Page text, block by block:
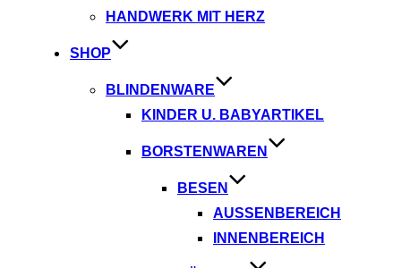
HANDWERK MIT HERZ
SHOP
BLINDENWARE
KINDER U. BABYARTIKEL
BORSTENWAREN
BESEN
AUSSENBEREICH
INNENBEREICH